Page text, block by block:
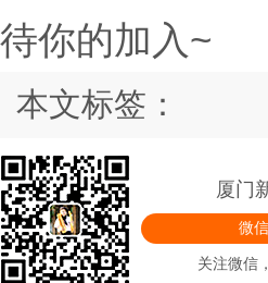
待你的加入~
本文标签：
厦门
微
关注微信